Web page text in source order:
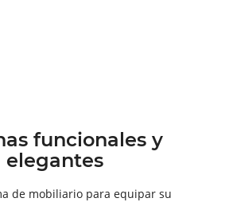
funcionales y
elegantes
de mobiliario para equipar su